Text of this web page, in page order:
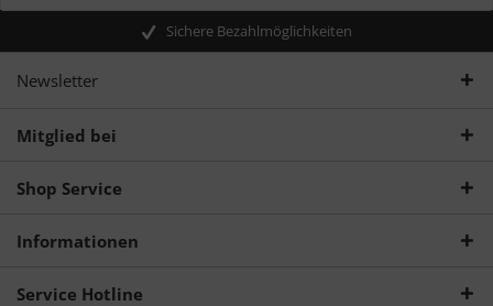
Sichere Bezahlmöglichkeiten
Newsletter
Mitglied bei
Shop Service
Informationen
Service Hotline